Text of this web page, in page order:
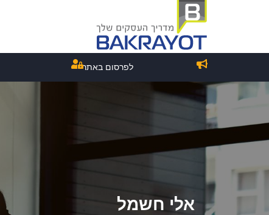
לפרסום באתר
אלי חשמל